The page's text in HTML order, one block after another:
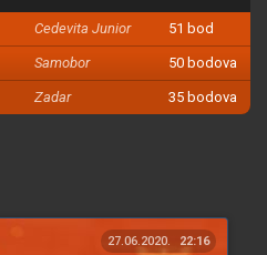
Cedevita Junior 51 bod
Samobor 50 bodova
Zadar 35 bodova
27.06.2020. 22:16